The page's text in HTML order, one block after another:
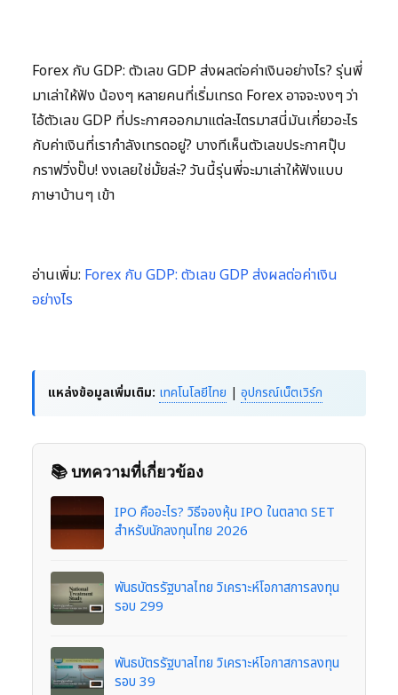
Forex กับ GDP: ตัวเลข GDP ส่งผลต่อค่าเงินอย่างไร? รุ่นพี่
มาเล่าให้ฟัง น้องๆ หลายคนที่เริ่มเทรด Forex อาจจะงงๆ ว่า
ไอ้ตัวเลข GDP ที่ประกาศออกมาแต่ละไตรมาสนี่มันเกี่ยวอะไร
กับค่าเงินที่เรากำลังเทรดอยู่? บางทีเห็นตัวเลขประกาศปุ๊บ
กราฟวิ่งปั๊บ! งงเลยใช่มั้ยล่ะ? วันนี้รุ่นพี่จะมาเล่าให้ฟังแบบ
ภาษาบ้านๆ เข้า
อ่านเพิ่ม: Forex กับ GDP: ตัวเลข GDP ส่งผลต่อค่าเงิน
อย่างไร
แหล่งข้อมูลเพิ่มเติม: เทคโนโลยีไทย | อุปกรณ์เน็ตเวิร์ก
📚 บทความที่เกี่ยวข้อง
IPO คืออะไร? วิธีจองหุ้น IPO ในตลาด SET
สำหรับนักลงทุนไทย 2026
พันธบัตรรัฐบาลไทย วิเคราะห์โอกาสการลงทุน
รอบ 299
พันธบัตรรัฐบาลไทย วิเคราะห์โอกาสการลงทุน
รอบ 39